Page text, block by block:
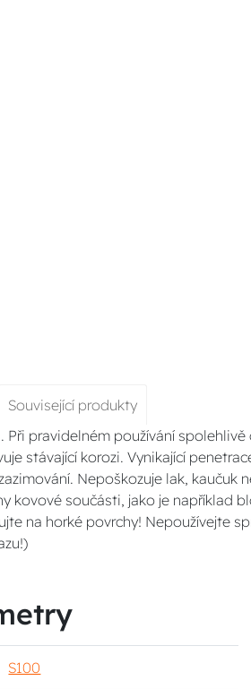
Související produkty
pravidelném používání spolehlivě
stávající korozi. Vynikající
Nepoškozuje lak, kaučuk
kovové součásti, jako je například
na horké povrchy! Nepoužívejte
S100